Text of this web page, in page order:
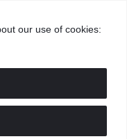
our use of cookies: